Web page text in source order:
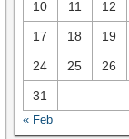
10 11 12
17 18 19
24 25 26
31
« Feb